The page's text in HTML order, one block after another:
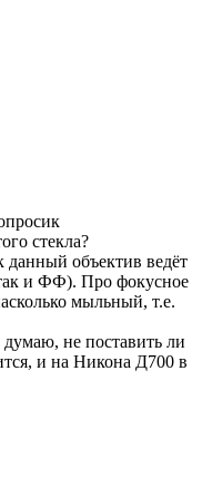
стекла?
объектив ведёт
и ФФ). Про фокусное
мыльный, т.е.
не поставить ли
и на Никона Д700 в